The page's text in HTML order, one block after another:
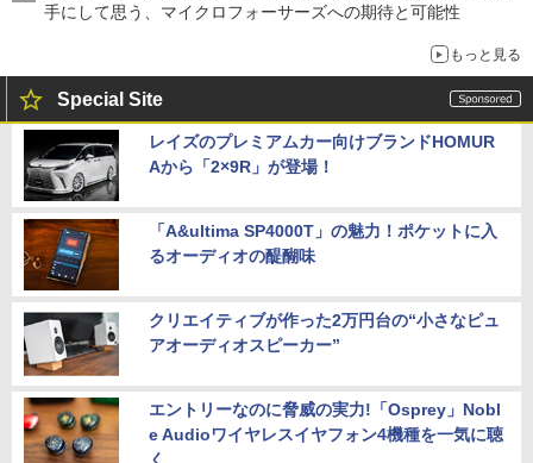
手にして思う、マイクロフォーサーズへの期待と可能性
もっと見る
Special Site
レイズのプレミアムカー向けブランドHOMUR
Aから「2×9R」が登場！
「A&ultima SP4000T」の魅力！ポケットに入
るオーディオの醍醐味
クリエイティブが作った2万円台の“小さなピュ
アオーディオスピーカー”
エントリーなのに脅威の実力!「Osprey」Nobl
e Audioワイヤレスイヤフォン4機種を一気に聴
く